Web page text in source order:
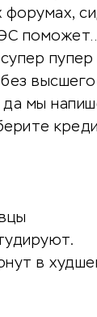
форумах,
пупер
высшего
да мы
в